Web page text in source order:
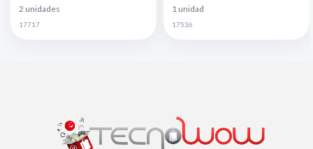
2 unidades
17717
1 unidad
17536